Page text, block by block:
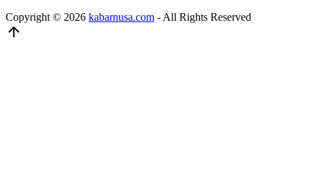
Copyright © 2026 kabarnusa.com - All Rights Reserved
arrow_upward